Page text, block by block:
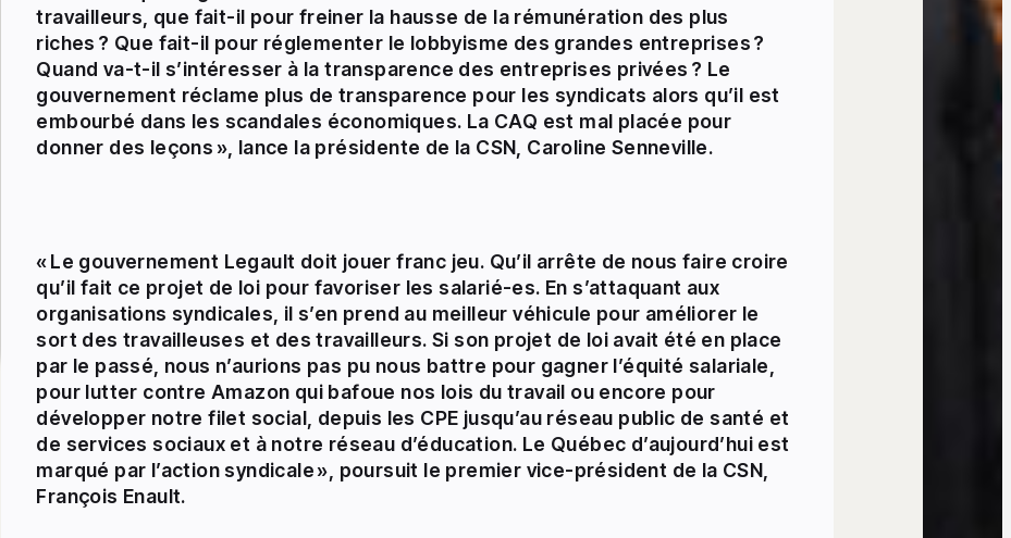
travailleurs, que fait-il pour freiner la hausse de la rémunération des plus
riches ? Que fait-il pour réglementer le lobbyisme des grandes entreprises ?
Quand va-t-il s’intéresser à la transparence des entreprises privées ? Le
gouvernement réclame plus de transparence pour les syndicats alors qu’il est
embourbé dans les scandales économiques. La CAQ est mal placée pour
donner des leçons », lance la présidente de la CSN, Caroline Senneville.
« Le gouvernement Legault doit jouer franc jeu. Qu’il arrête de nous faire croire
qu’il fait ce projet de loi pour favoriser les salarié-es. En s’attaquant aux
organisations syndicales, il s’en prend au meilleur véhicule pour améliorer le
sort des travailleuses et des travailleurs. Si son projet de loi avait été en place
par le passé, nous n’aurions pas pu nous battre pour gagner l’équité salariale,
pour lutter contre Amazon qui bafoue nos lois du travail ou encore pour
développer notre filet social, depuis les CPE jusqu’au réseau public de santé et
de services sociaux et à notre réseau d’éducation. Le Québec d’aujourd’hui est
marqué par l’action syndicale », poursuit le premier vice-président de la CSN,
François Enault.